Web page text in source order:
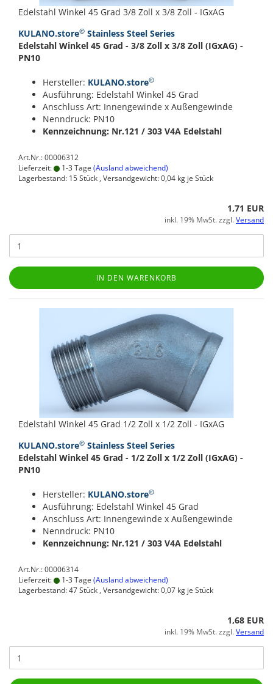
Edelstahl Winkel 45 Grad 3/8 Zoll x 3/8 Zoll - IGxAG
KULANO.store© Stainless Steel Series
Edelstahl Winkel 45 Grad - 3/8 Zoll x 3/8 Zoll (IGxAG) -
PN10
Hersteller: KULANO.store©
Ausführung: Edelstahl Winkel 45 Grad
Anschluss Art: Innengewinde x Außengewinde
Nenndruck: PN10
Kennzeichnung: Nr.121 / 303 V4A Edelstahl
Art.Nr.: 00006312
Lieferzeit:
1-3 Tage (Ausland abweichend)
Lagerbestand: 15 Stück , Versandgewicht:0,04 kg je Stück
1,71 EUR
inkl. 19% MwSt. zzgl.Versand
IN DEN WARENKORB
Edelstahl Winkel 45 Grad 1/2 Zoll x 1/2 Zoll - IGxAG
KULANO.store© Stainless Steel Series
Edelstahl Winkel 45 Grad - 1/2 Zoll x 1/2 Zoll (IGxAG) -
PN10
Hersteller: KULANO.store©
Ausführung: Edelstahl Winkel 45 Grad
Anschluss Art: Innengewinde x Außengewinde
Nenndruck: PN10
Kennzeichnung: Nr.121 / 303 V4A Edelstahl
Art.Nr.: 00006314
Lieferzeit:
1-3 Tage (Ausland abweichend)
Lagerbestand: 47 Stück , Versandgewicht:0,07 kg je Stück
1,68 EUR
inkl. 19% MwSt. zzgl.Versand